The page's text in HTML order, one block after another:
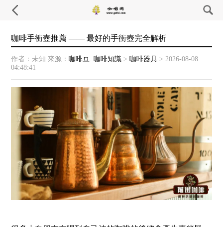
咖啡手衝壺推薦 —— 最好的手衝壺完全解析
作者：未知 來源：咖啡豆:咖啡知識 >咖啡器具 >2026-08-08
04:48:41